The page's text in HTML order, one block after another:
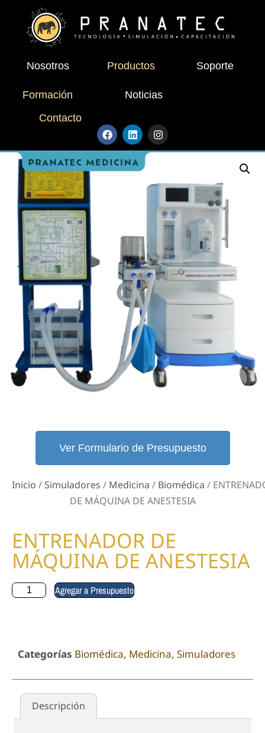
Nosotros Productos Soporte
Formación
Noticias
Contacto
Ver Formulario de Presupuesto
Inicio / Simuladores / Medicina / Biomédica /
DE MÁQUINA DE ANESTESIA
ENTRENADOR DE
MÁQUINA DE ANESTESIA
Agregar a Presupuesto
Categorías Biomédica, Medicina, Simuladores
Descripción